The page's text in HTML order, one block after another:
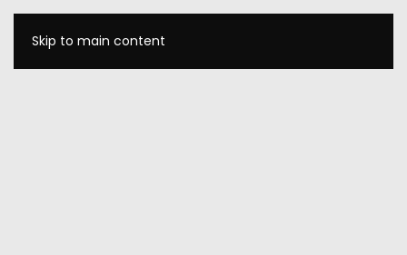
Skip to main content